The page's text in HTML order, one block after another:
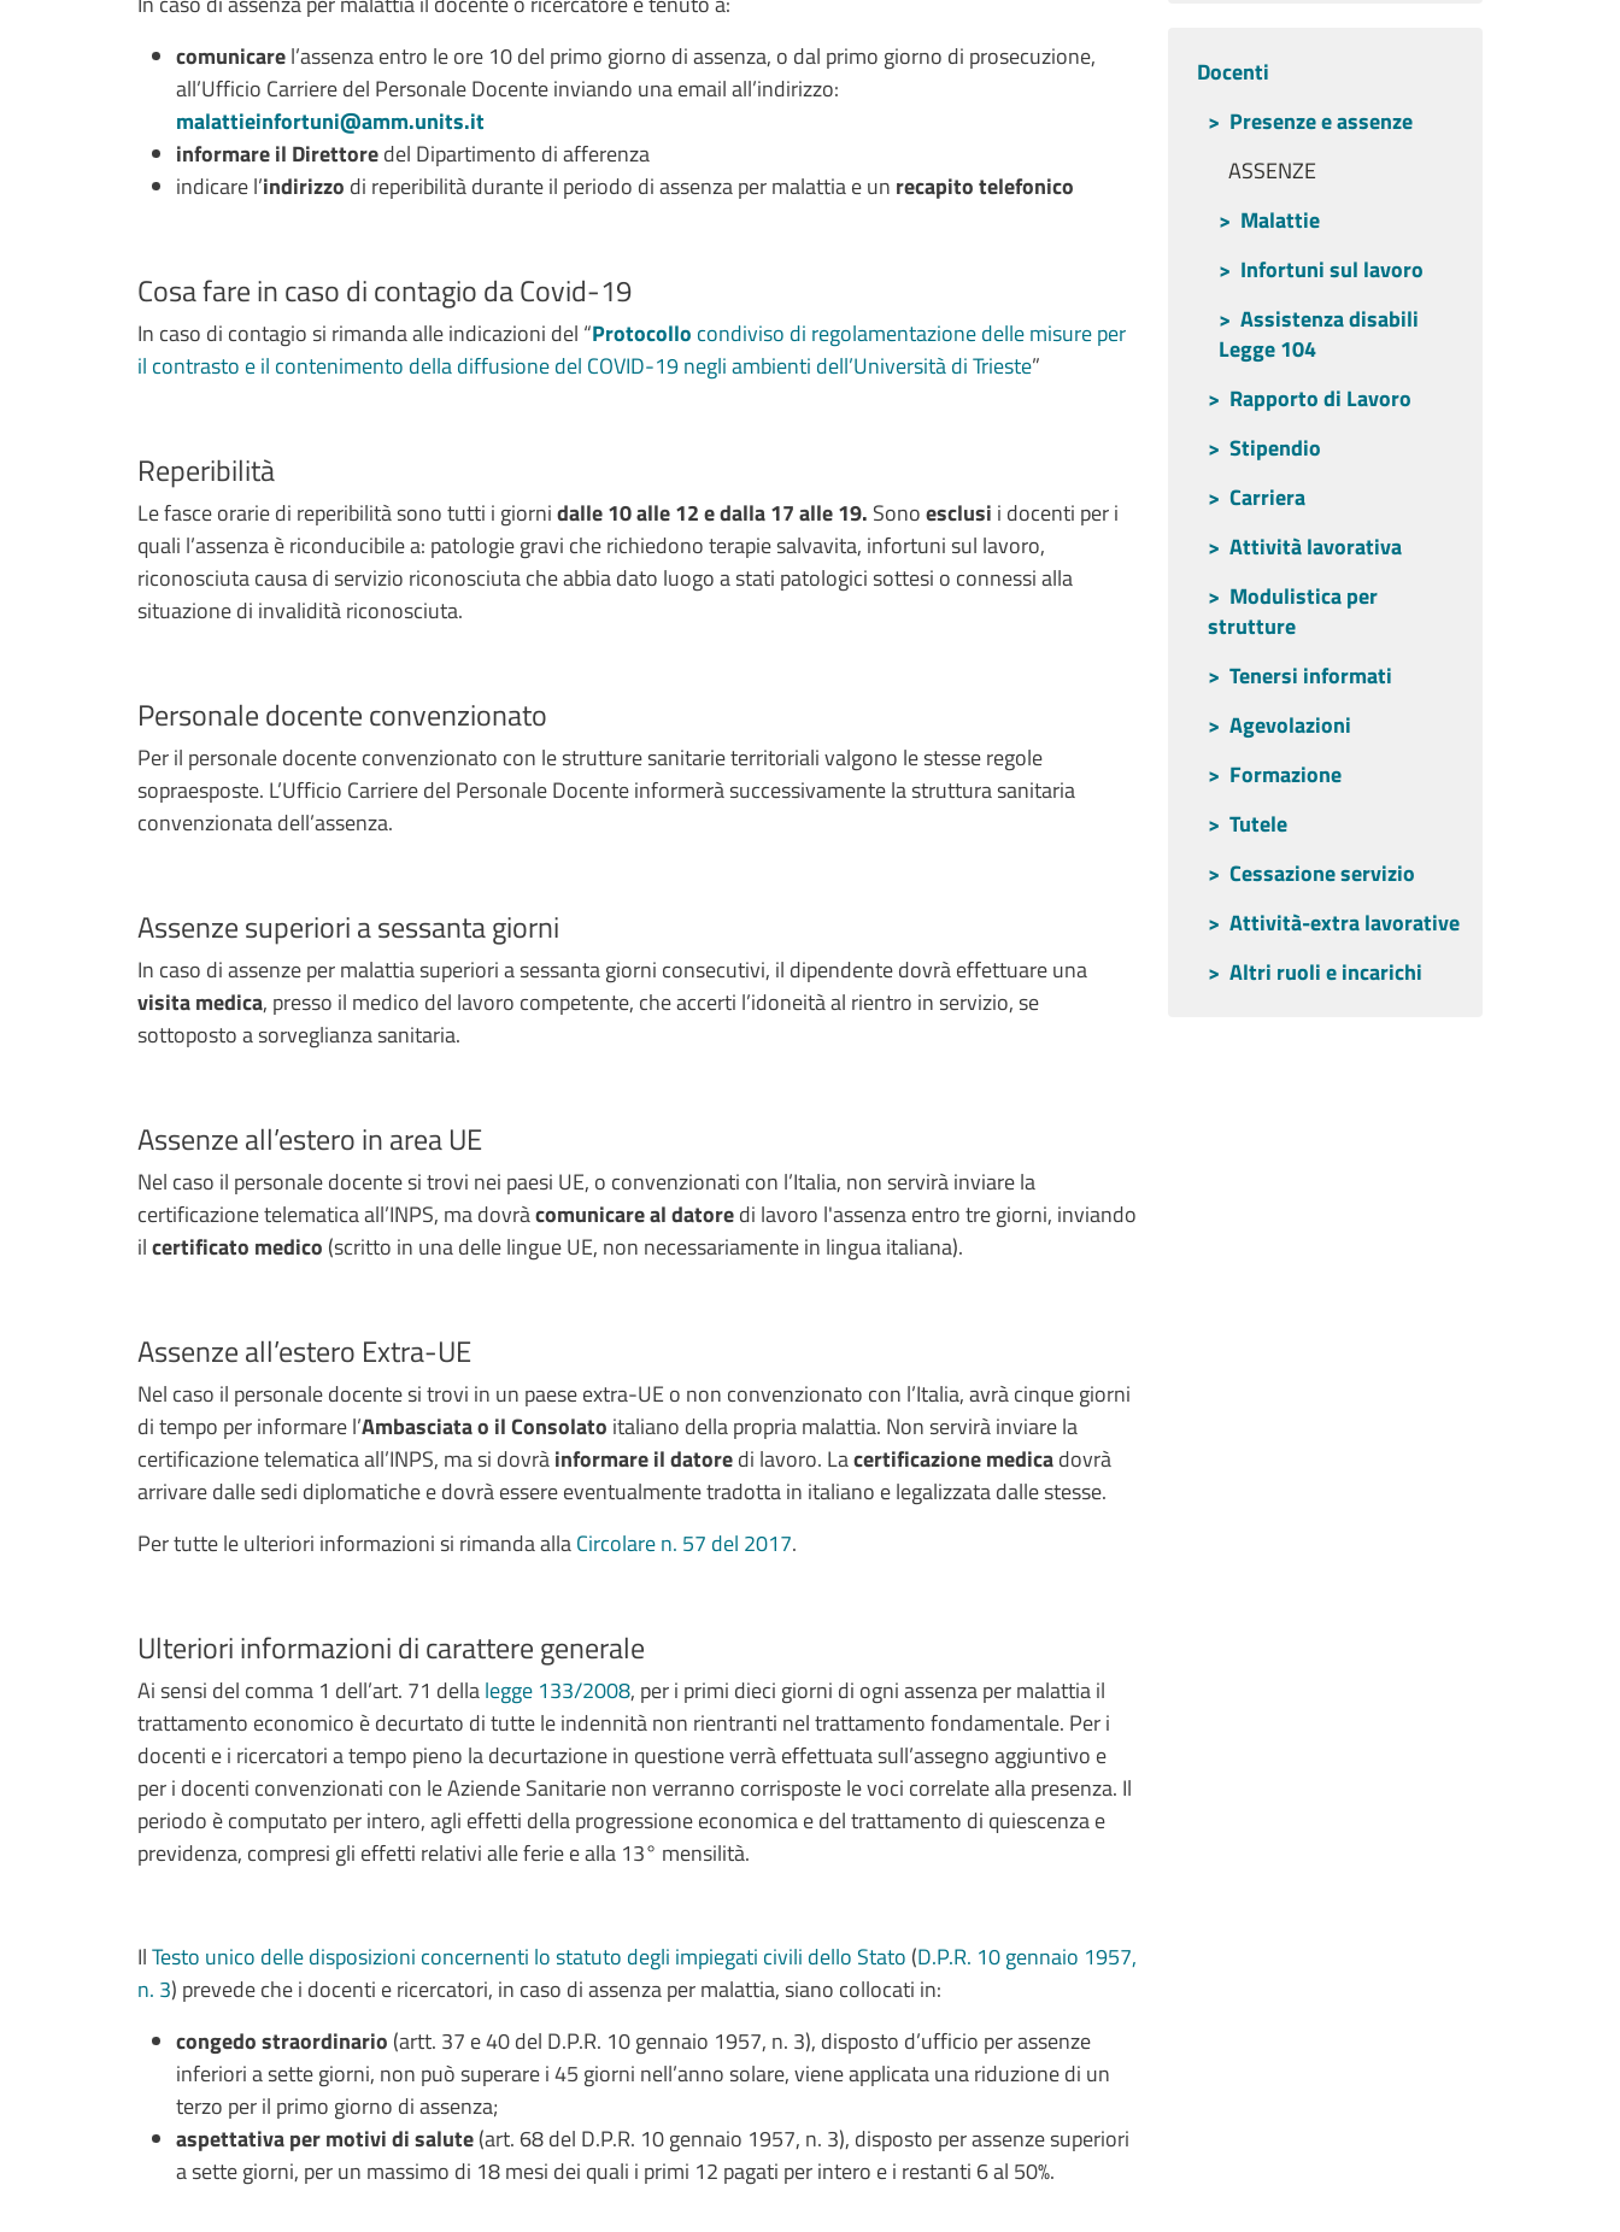
comunicarel’assenza entro le ore 10 del primo giorno di assenza, o dal primo giorno di prosecuzione,
all’Ufficio Carriere del Personale Docente inviando una email all’indirizzo:
malattieinfortuni@amm.units.it
informare il Direttoredel Dipartimento di afferenza
indicare l’indirizzo di reperibilità durante il periodo di assenza per malattia e un recapito telefonico
Cosa fare in caso di contagio da Covid-19
In caso di contagio si rimanda alle indicazioni del “Protocollo condiviso di regolamentazione delle misure per
il contrasto e il contenimento della diffusione del COVID-19 negli ambienti dell’Università di Trieste”
Reperibilità
Le fasce orarie di reperibilità sono tutti i giornidalle 10 alle 12 e dalla 17 alle 19. Sonoesclusi i docenti per i
quali l’assenza è riconducibile a: patologie gravi che richiedono terapie salvavita, infortuni sul lavoro,
riconosciuta causa di servizio riconosciuta che abbia dato luogo a stati patologici sottesi o connessi alla
situazione di invalidità riconosciuta.
Personale docente convenzionato
Per il personale docente convenzionato con le strutture sanitarie territoriali valgono le stesse regole
sopraesposte. L’Ufficio Carriere del Personale Docente informerà successivamente la struttura sanitaria
convenzionata dell’assenza.
Assenze superiori a sessanta giorni
In caso di assenze per malattia superiori a sessanta giorni consecutivi, il dipendente dovrà effettuare una
visita medica, presso il medico del lavoro competente, che accerti l’idoneità al rientro in servizio, se
sottoposto a sorveglianza sanitaria.
Assenze all’estero in area UE
Nel caso il personale docente si trovi nei paesi UE, o convenzionati con l’Italia, non servirà inviare la
certificazione telematica all’INPS, ma dovràcomunicare al datoredi lavoro l'assenza entro tre giorni, inviando
ilcertificato medico (scritto in una delle lingue UE, non necessariamente in lingua italiana).
Assenze all’estero Extra-UE
Nel caso il personale docente si trovi in un paese extra-UE o non convenzionato con l’Italia, avrà cinque giorni
di tempo per informare l’Ambasciata o il Consolato italiano della propria malattia. Non servirà inviare la
certificazione telematica all’INPS, ma si dovràinformare il datoredi lavoro. Lacertificazione medicadovrà
arrivare dalle sedi diplomatiche e dovrà essere eventualmente tradotta in italiano e legalizzata dalle stesse.
Per tutte le ulteriori informazioni si rimanda allaCircolare n. 57 del 2017.
Ulteriori informazioni di carattere generale
Ai sensi del comma 1 dell’art. 71 dellalegge 133/2008, per i primi dieci giorni di ogni assenza per malattia il
trattamento economico è decurtato di tutte le indennità non rientranti nel trattamento fondamentale. Per i
docenti e i ricercatori a tempo pieno la decurtazione in questione verrà effettuata sull’assegno aggiuntivo e
per i docenti convenzionati con le Aziende Sanitarie non verranno corrisposte le voci correlate alla presenza. Il
periodo è computato per intero, agli effetti della progressione economica e del trattamento di quiescenza e
previdenza, compresi gli effetti relativi alle ferie e alla 13° mensilità.
IlTesto unico delle disposizioni concernenti lo statuto degli impiegati civili dello Stato (D.P.R. 10 gennaio 1957,
n. 3) prevede che i docenti e ricercatori, in caso di assenza per malattia, siano collocati in:
congedo straordinario (artt. 37 e 40 del D.P.R. 10 gennaio 1957, n. 3), disposto d’ufficio per assenze
inferiori a sette giorni, non può superare i 45 giorni nell’anno solare, viene applicata una riduzione di un
terzo per il primo giorno di assenza;
aspettativa per motivi di salute(art. 68 del D.P.R. 10 gennaio 1957, n. 3), disposto per assenze superiori
a sette giorni, per un massimo di 18 mesi dei quali i primi 12 pagati per intero e i restanti 6 al 50%.
Docenti
Docenti
Presenze e assenze
ASSENZE
Malattie
Infortuni sul lavoro
Assistenza disabili
Legge 104
Rapporto di Lavoro
Stipendio
Carriera
Attività lavorativa
Modulistica per
strutture
Tenersi informati
Agevolazioni
Formazione
Tutele
Cessazione servizio
Attività-extra lavorative
Altri ruoli e incarichi